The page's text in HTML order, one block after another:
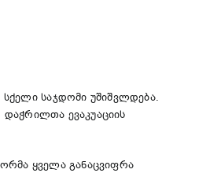
საჯდომი უშიშვლდება.
დაჭრილთა ევაკუაციის
ყველა განაცვიფრა